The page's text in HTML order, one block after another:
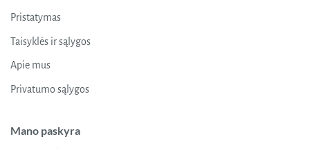
Pristatymas
Taisyklės ir sąlygos
Apie mus
Privatumo sąlygos
Mano paskyra